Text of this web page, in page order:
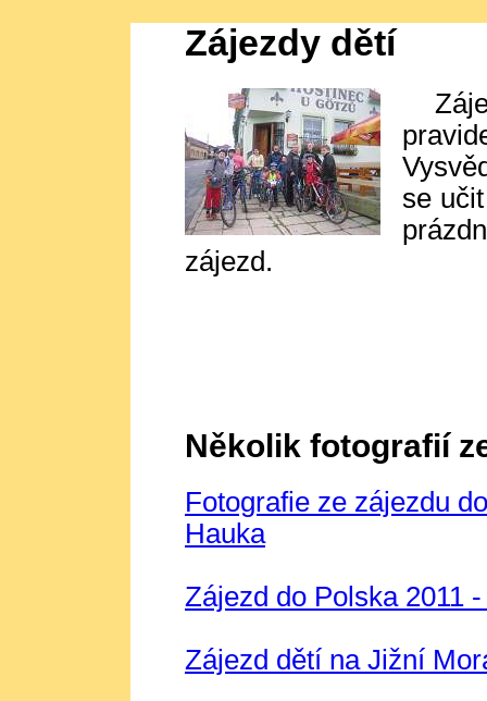
Zájezdy dětí
se
zájezd.
Několik fotografií
Fotografie ze zájezdu
Hauka
Zájezd do Polska 2011
Zájezd dětí na Jižní